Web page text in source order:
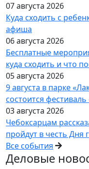
07 августа 2026
Куда сходить с
афиша
06 августа 2026
Бесплатные
куда сходить и что
05 августа 2026
9 августа в парке
состоится
03 августа 2026
Чебоксарцам
пройдут в честь Дня
Все события
Деловые